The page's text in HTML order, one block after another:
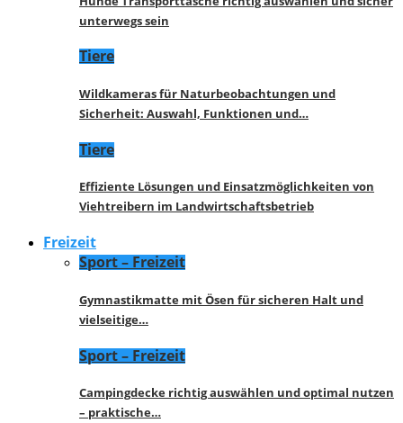
unterwegs sein
Tiere
Wildkameras für Naturbeobachtungen und
Sicherheit: Auswahl, Funktionen und…
Tiere
Effiziente Lösungen und Einsatzmöglichkeiten von
Viehtreibern im Landwirtschaftsbetrieb
Freizeit
Sport – Freizeit
Gymnastikmatte mit Ösen für sicheren Halt und
vielseitige…
Sport – Freizeit
Campingdecke richtig auswählen und optimal nutzen
– praktische…